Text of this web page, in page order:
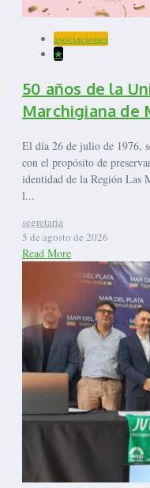
asociaciones
★
50 años de la
Marchigiana de
El día 26 de julio de 1976,
con el propósito de
identidad de la Región Las
l...
segretaria
5 de agosto de 2026
Read More